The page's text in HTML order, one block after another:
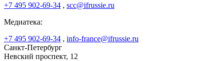
+7 495 902-69-34 , scc@ifrussie.ru
Медиатека:
+7 495 902-69-34 , info-france@ifrussie.ru
Санкт-Петербург
Невский проспект, 12